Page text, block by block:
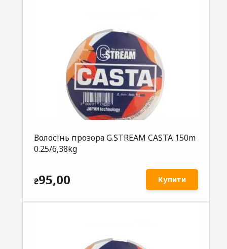
Волосінь прозора G.STREAM CASTA 150m
0.25/6,38kg
₴95,00 Купити